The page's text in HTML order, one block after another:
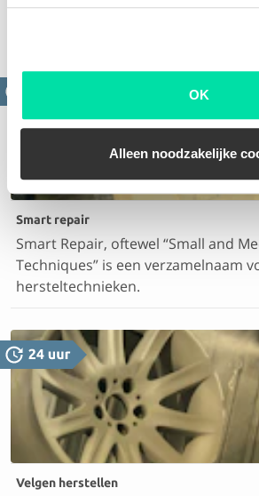
OK
Alleen noodzakelijke
Smart repair
Smart Repair, oftewel “Small and
Techniques” is een verzamelnaam
hersteltechnieken.
Velgen herstellen